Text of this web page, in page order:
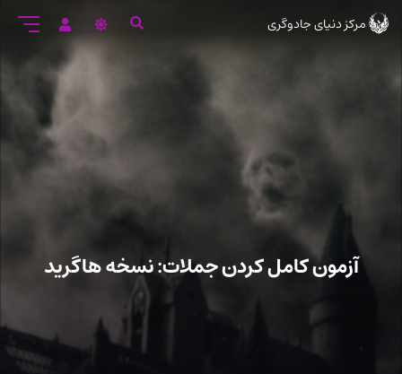
ورود
اصلی
مرکز دنیای جادوگری
آزمون کامل کردن جملات: نسخه هاگرید